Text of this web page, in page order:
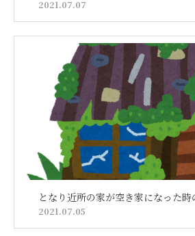
2021.07.07
となり近所の家が空き家になった
2021.07.05